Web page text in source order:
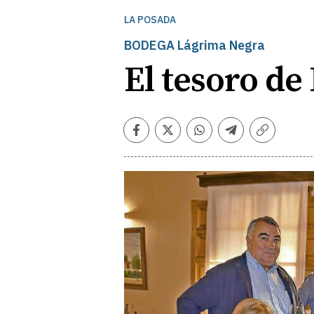
LA POSADA
BODEGA Lágrima Negra
El tesoro de
Facebook
TwitterWhatsapp
Telegram
Copiar